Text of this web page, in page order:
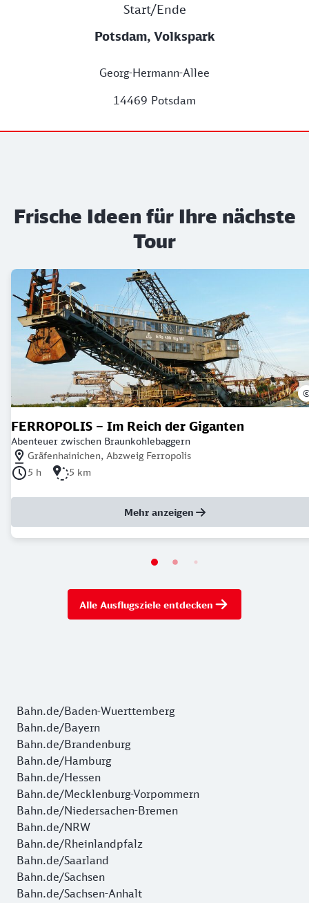
Start/Ende
Potsdam, Volkspark
Georg-Hermann-Allee
14469 Potsdam
Frische Ideen für Ihre nächste
Tour
FERROPOLIS – Im Reich der Giganten
Abenteuer zwischen Braunkohlebaggern
Nächstgelegener Bahnhof: Gräfenhainichen, Abzweig Ferropolis
Gräfenhainichen, Abzweig Ferropolis
Dauer der Tour: 5 Stunden
5 h Länge der Tour: 5 Kilometer
5 km
Mehr anzeigen
Alle Ausflugsziele entdecken
Bahn.de/Baden-Wuerttemberg
Bahn.de/Bayern
Bahn.de/Brandenburg
Bahn.de/Hamburg
Bahn.de/Hessen
Bahn.de/Mecklenburg-Vorpommern
Bahn.de/Niedersachen-Bremen
Bahn.de/NRW
Bahn.de/Rheinlandpfalz
Bahn.de/Saarland
Bahn.de/Sachsen
Bahn.de/Sachsen-Anhalt